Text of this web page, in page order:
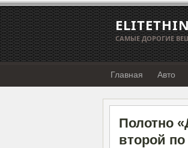
САМЫЕ ДОРОГИЕ
Главная Авто
Полотно
второй